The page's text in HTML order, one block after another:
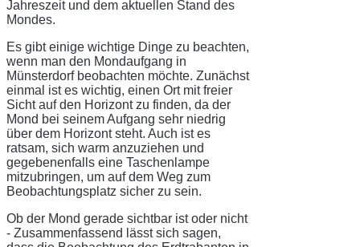
Jahreszeit und dem aktuellen Stand des
Mondes.
Es gibt einige wichtige Dinge zu beachten,
wenn man den Mondaufgang in
Münsterdorf beobachten möchte. Zunächst
einmal ist es wichtig, einen Ort mit freier
Sicht auf den Horizont zu finden, da der
Mond bei seinem Aufgang sehr niedrig
über dem Horizont steht. Auch ist es
ratsam, sich warm anzuziehen und
gegebenenfalls eine Taschenlampe
mitzubringen, um auf dem Weg zum
Beobachtungsplatz sicher zu sein.
Ob der Mond gerade sichtbar ist oder nicht
- Zusammenfassend lässt sich sagen,